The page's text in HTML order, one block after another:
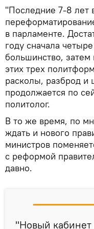
"Последние 7-8 лет
в парламенте.
году сначала
большинство, затем
этих трех
расколы, разброд и
продолжается по
политолог.
В то же время, по
ждать и нового
министров
с реформой
давно.
"Новый